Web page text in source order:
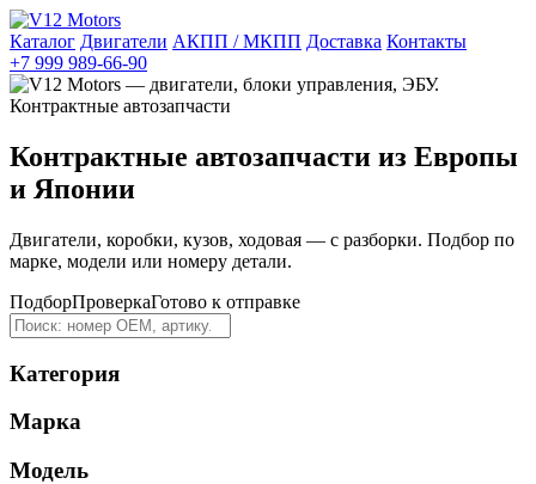
Каталог Двигатели АКПП / МКПП Доставка Контакты
+7 999 989-66-90
Контрактные автозапчасти из Европы
и Японии
Двигатели, коробки, кузов, ходовая — с разборки. Подбор по
марке, модели или номеру детали.
ПодборПроверкаГотово к отправке
Категория
Марка
Модель